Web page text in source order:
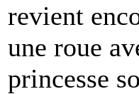
revient
une roue
princesse